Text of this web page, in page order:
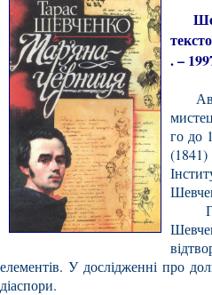
. –
го до
елементів. У дослідженні про
діаспори.